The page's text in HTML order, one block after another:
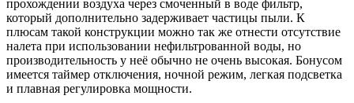
прохождении воздуха через смоченный в воде фильтр,
который дополнительно задерживает частицы пыли. К
плюсам такой конструкции можно так же отнести отсутствие
налета при использовании нефильтрованной воды, но
производительность у неё обычно не очень высокая. Бонусом
имеется таймер отключения, ночной режим, легкая подсветка
и плавная регулировка мощности.